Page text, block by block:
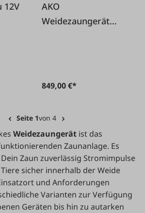
AKO
Weidezaungerät
849,00 €*
Seite 1von 4
Weidezaungerät ist das
Zaunanlage. Es
Zaun zuverlässig Stromimpulse
sicher innerhalb der Weide
und Anforderungen
Varianten zur Verfügung
Geräten bis hin zu autarken